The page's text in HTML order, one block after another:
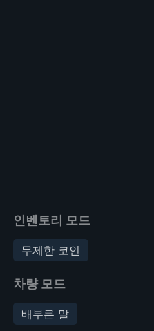
인벤토리 모드
무제한 코인
차량 모드
배부른 말